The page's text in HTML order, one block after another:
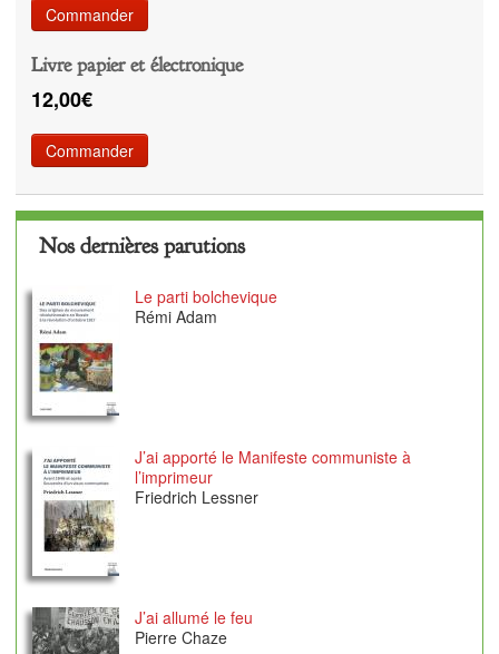
Commander
Livre papier et électronique
12,00€
Commander
Nos dernières parutions
Le parti bolchevique
Rémi Adam
J’ai apporté le Manifeste communiste à
l’imprimeur
Friedrich Lessner
J’ai allumé le feu
Pierre Chaze